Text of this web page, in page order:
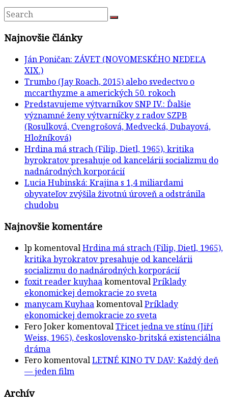
Najnovšie články
Ján Poničan: ZÁVET (NOVOMESKÉHO NEDEĽA
XIX.)
Trumbo (Jay Roach, 2015) alebo svedectvo o
mccarthyzme a amerických 50. rokoch
Predstavujeme výtvarníkov SNP IV.: Ďalšie
významné ženy výtvarníčky z radov SZPB
(Rosulková, Cvengrošová, Medvecká, Dubayová,
Hložníková)
Hrdina má strach (Filip, Dietl, 1965), kritika
byrokratov presahuje od kancelárii socializmu do
nadnárodných korporácií
Lucia Hubinská: Krajina s 1,4 miliardami
obyvateľov zvýšila životnú úroveň a odstránila
chudobu
Najnovšie komentáre
lp komentovalHrdina má strach (Filip, Dietl, 1965),
kritika byrokratov presahuje od kancelárii
socializmu do nadnárodných korporácií
foxit reader kuyhaakomentovalPríklady
ekonomickej demokracie zo sveta
manycam KuyhaakomentovalPríklady
ekonomickej demokracie zo sveta
Fero JokerkomentovalTřicet jedna ve stínu (Jiří
Weiss, 1965), československo-britská existenciálna
dráma
FerokomentovalLETNÉ KINO TV DAV: Každý deň
— jeden film
Archív